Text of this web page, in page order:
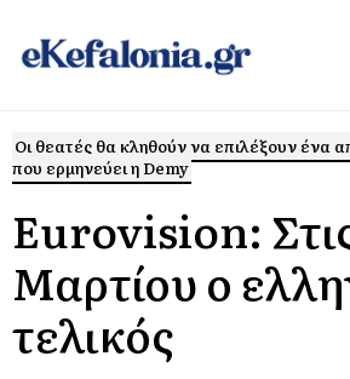
Οι θεατές θα κληθούν να επιλέξουν ένα
που ερμηνεύει η Demy
Eurovision:
Μαρτίου ο
τελικός